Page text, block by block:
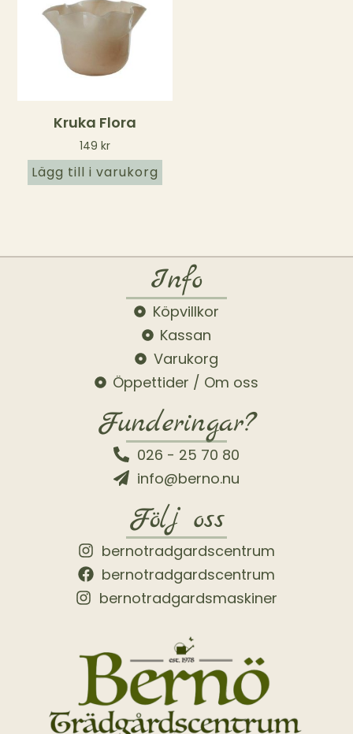
Kruka Flora
149kr
Lägg till i varukorg
Info
Köpvillkor
Kassan
Varukorg
Öppettider / Om oss
Funderingar?
026 - 25 70 80
info@berno.nu
Följ oss
bernotradgardscentrum
bernotradgardscentrum
bernotradgardsmaskiner